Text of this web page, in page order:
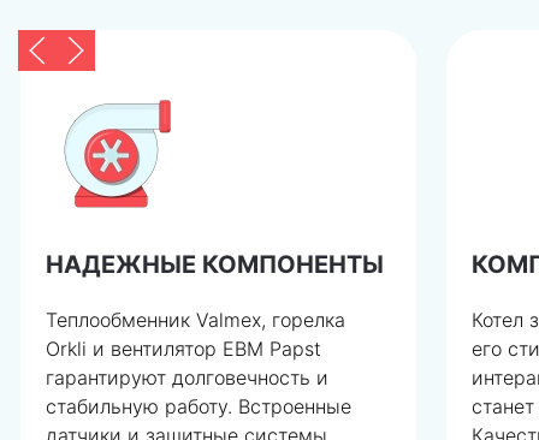
НАДЕЖНЫЕ КОМПОНЕНТЫ
Теплообменник Valmex, горелка
Orkli и вентилятор EBM Papst
гарантируют долговечность и
стабильную работу. Встроенные
датчики и защитные системы
Котел
его